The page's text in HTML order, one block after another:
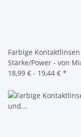
Farbige
Stärke/Power - von
18,99 € - 19,44 € *